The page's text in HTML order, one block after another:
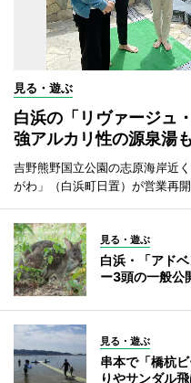
見る・遊ぶ
白浜の「リヴァージュ
強アルカリ性の源泉湯も
吉野熊野国立公園の志原海岸近
がわ」（白浜町日置）が営業再
見る・遊ぶ
白浜・「アド
ー3頭の一般公
見る・遊ぶ
串本で「橋杭
りやサンダル